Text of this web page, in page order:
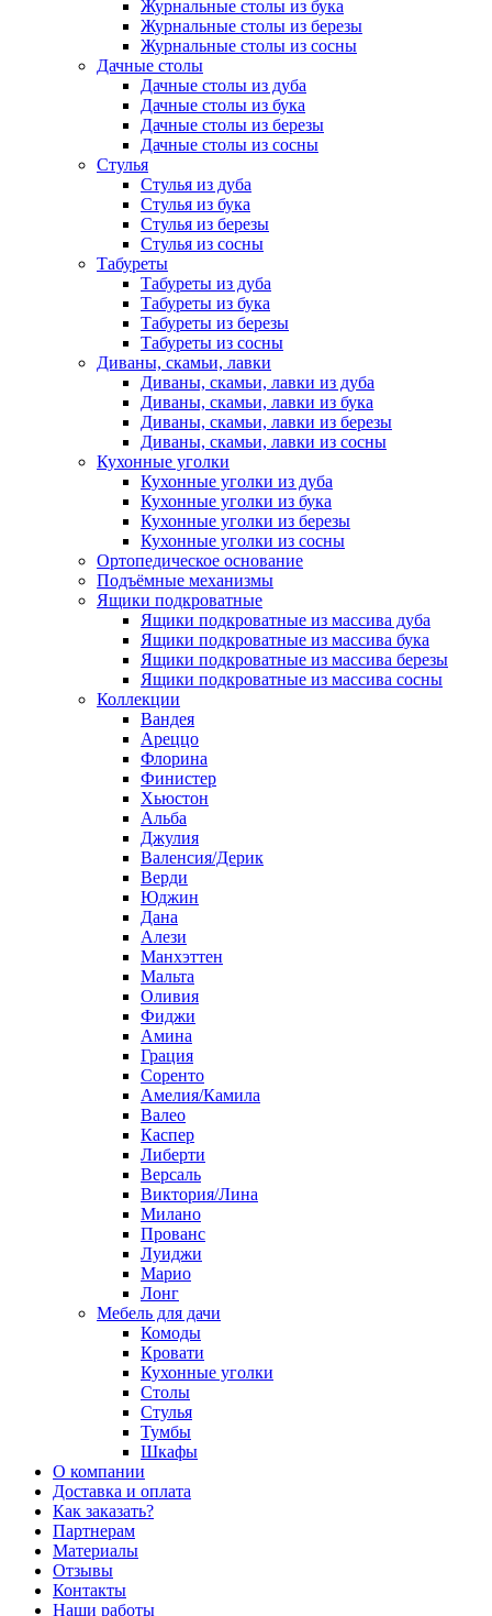
Журнальные столы из бука
Журнальные столы из березы
Журнальные столы из сосны
Дачные столы
Дачные столы из дуба
Дачные столы из бука
Дачные столы из березы
Дачные столы из сосны
Стулья
Стулья из дуба
Стулья из бука
Стулья из березы
Стулья из сосны
Табуреты
Табуреты из дуба
Табуреты из бука
Табуреты из березы
Табуреты из сосны
Диваны, скамьи, лавки
Диваны, скамьи, лавки из дуба
Диваны, скамьи, лавки из бука
Диваны, скамьи, лавки из березы
Диваны, скамьи, лавки из сосны
Кухонные уголки
Кухонные уголки из дуба
Кухонные уголки из бука
Кухонные уголки из березы
Кухонные уголки из сосны
Ортопедическое основание
Подъёмные механизмы
Ящики подкроватные
Ящики подкроватные из массива дуба
Ящики подкроватные из массива бука
Ящики подкроватные из массива березы
Ящики подкроватные из массива сосны
Коллекции
Вандея
Ареццо
Флорина
Финистер
Хьюстон
Альба
Джулия
Валенсия/Дерик
Верди
Юджин
Дана
Алези
Манхэттен
Мальта
Оливия
Фиджи
Амина
Грация
Соренто
Амелия/Камила
Валео
Каспер
Либерти
Версаль
Виктория/Лина
Милано
Прованс
Луиджи
Марио
Лонг
Мебель для дачи
Комоды
Кровати
Кухонные уголки
Столы
Стулья
Тумбы
Шкафы
О компании
Доставка и оплата
Как заказать?
Партнерам
Материалы
Отзывы
Контакты
Наши работы